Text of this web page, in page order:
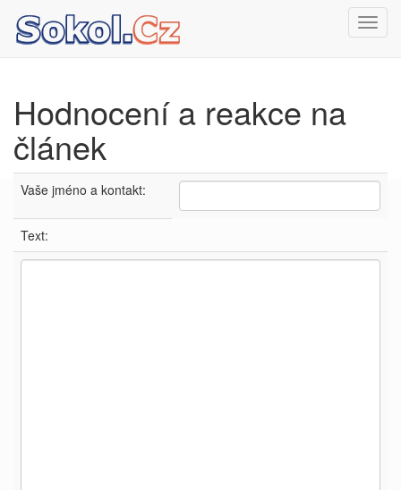
Hodnocení a reakce na
článek
Vaše jméno a kontakt:
Text: